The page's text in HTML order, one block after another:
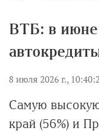
ВТБ: в июне
8 июля 2026 г.,
Самую высокую
край (56%) и